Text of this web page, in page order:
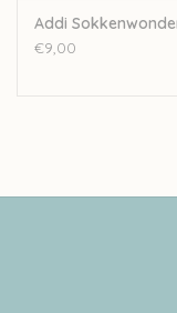
Addi
€9,00